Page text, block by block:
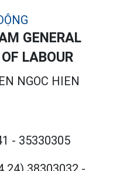
GENERAL
LABOUR
NGOC HIEN
- 35330305